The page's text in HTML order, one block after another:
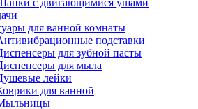
с двигающимися ушами
для ванной комнаты
подставки
для зубной пасты
для мыла
лейки
для ванной